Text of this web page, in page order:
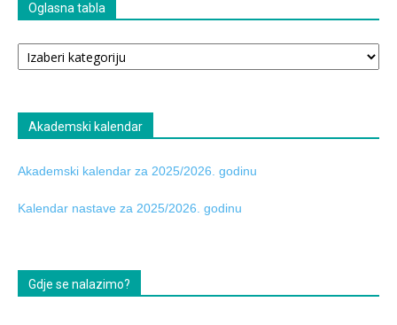
Oglasna tabla
Oglasna
tabla
Akademski kalendar
Akademski kalendar za 2025/2026. godinu
Kalendar nastave za 2025/2026. godinu
Gdje se nalazimo?